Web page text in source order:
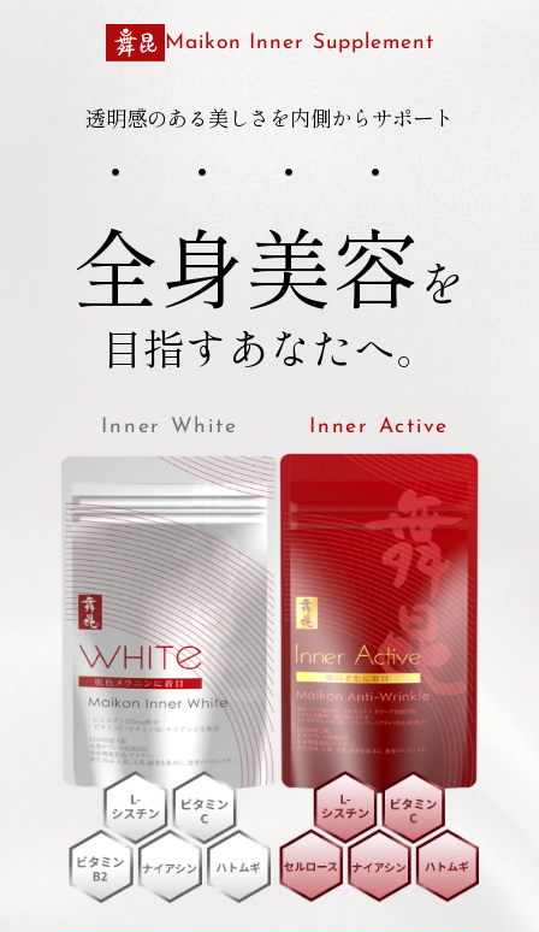
Maikon Inner Supplement
透明感のある美しさを内側からサポート
全身美容
・・・・
を
目指すあなたへ。
Inner White Inner Active